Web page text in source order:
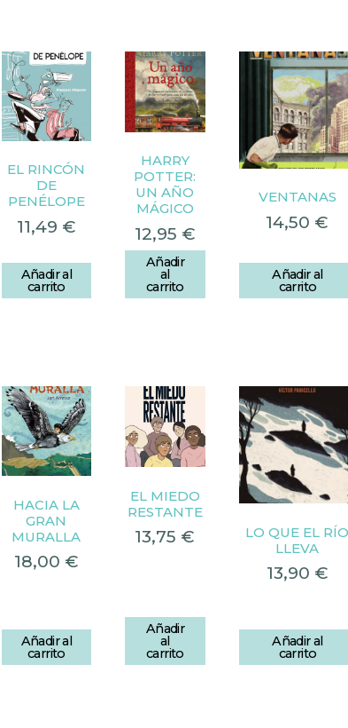
EL RINCÓN
DE
PENÉLOPE
11,49 €
Añadir al
carrito
HARRY
POTTER:
UN AÑO
MÁGICO
12,95 €
Añadir
al
carrito
VENTANAS
14,50 €
Añadir al
carrito
HACIA LA
GRAN
MURALLA
18,00 €
Añadir al
carrito
EL MIEDO
RESTANTE
13,75 €
Añadir
al
carrito
LO QUE EL
LLEVA
13,90 €
Añadir al
carrito